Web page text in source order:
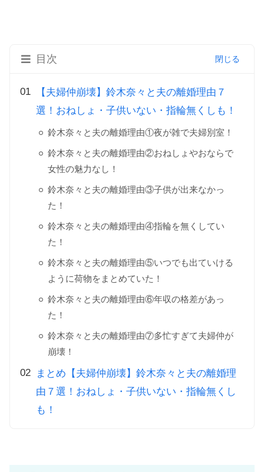
目次
【夫婦仲崩壊】鈴木奈々と夫の離婚理由７
選！おねしょ・子供いない・指輪無くしも！
鈴木奈々と夫の離婚理由①夜が雑で夫婦別室！
鈴木奈々と夫の離婚理由②おねしょやおならで
女性の魅力なし！
鈴木奈々と夫の離婚理由③子供が出来なかっ
た！
鈴木奈々と夫の離婚理由④指輪を無くしてい
た！
鈴木奈々と夫の離婚理由⑤いつでも出ていける
ように荷物をまとめていた！
鈴木奈々と夫の離婚理由⑥年収の格差があっ
た！
鈴木奈々と夫の離婚理由⑦多忙すぎて夫婦仲が
崩壊！
まとめ【夫婦仲崩壊】鈴木奈々と夫の離婚理
由７選！おねしょ・子供いない・指輪無くし
も！